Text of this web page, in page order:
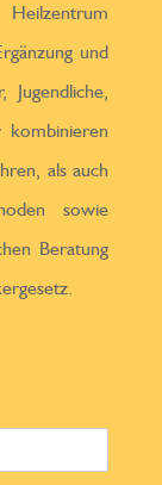
Heilzentrum
und
kombinieren
als auch
sowie
Beratung